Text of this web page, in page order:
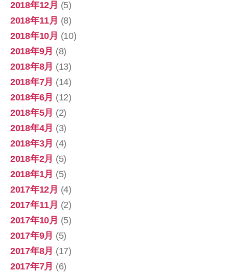
2018年12月 (5)
2018年11月 (8)
2018年10月 (10)
2018年9月 (8)
2018年8月 (13)
2018年7月 (14)
2018年6月 (12)
2018年5月 (2)
2018年4月 (3)
2018年3月 (4)
2018年2月 (5)
2018年1月 (5)
2017年12月 (4)
2017年11月 (2)
2017年10月 (5)
2017年9月 (5)
2017年8月 (17)
2017年7月 (6)